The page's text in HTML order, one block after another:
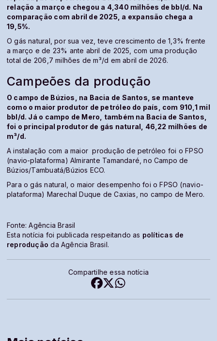
relação a março e chegou a 4,340 milhões de bbl/d. Na
comparação com abril de 2025, a expansão chega a
19,5%.
O gás natural, por sua vez, teve crescimento de 1,3% frente
a março e de 23% ante abril de 2025, com uma produção
total de 206,7 milhões de m³/d em abril de 2026.
Campeões da produção
O campo de Búzios, na Bacia de Santos, se manteve
como o maior produtor de petróleo do país, com 910,1 mil
bbl/d. Já o campo de Mero, também na Bacia de Santos,
foi o principal produtor de gás natural, 46,22 milhões de
m³/d.
A instalação com a maior produção de petróleo foi o FPSO
(navio-plataforma) Almirante Tamandaré, no Campo de
Búzios/Tambuatá/Búzios ECO.
Para o gás natural, o maior desempenho foi o FPSO (navio-
plataforma) Marechal Duque de Caxias, no campo de Mero.
Fonte: Agência Brasil
Esta notícia foi publicada respeitando as políticas de
reprodução da Agência Brasil.
Compartilhe essa notícia